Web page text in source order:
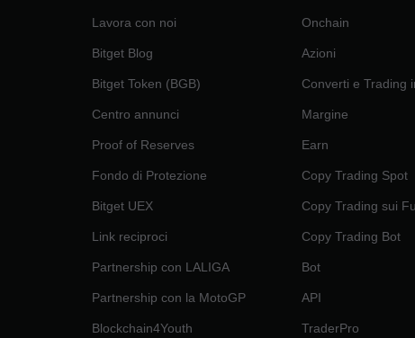
Lavora con noi
Bitget Blog
Bitget Token (BGB)
Centro annunci
Proof of Reserves
Fondo di Protezione
Bitget UEX
Link reciproci
Partnership con LALIGA
Partnership con la MotoGP
Blockchain4Youth
Onchain
Azioni
Converti e Trading
Margine
Earn
Copy Trading Spot
Copy Trading sui
Copy Trading Bot
Bot
API
TraderPro